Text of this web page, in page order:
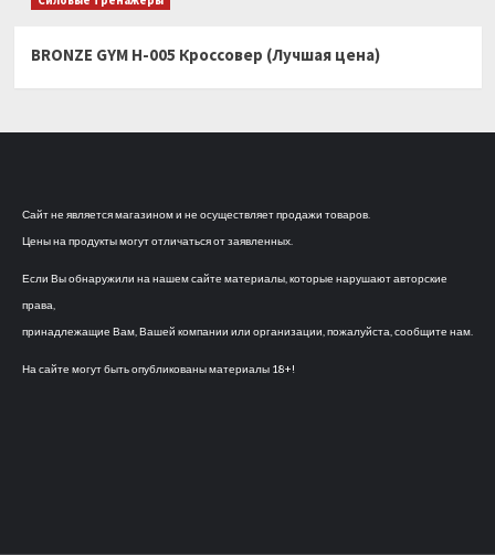
BRONZE GYM H-005 Кроссовер (Лучшая цена)
Сайт не является магазином и не осуществляет продажи товаров.
Цены на продукты могут отличаться от заявленных.
Если Вы обнаружили на нашем сайте материалы, которые нарушают авторские
права,
принадлежащие Вам, Вашей компании или организации, пожалуйста, сообщите нам.
На сайте могут быть опубликованы материалы 18+!